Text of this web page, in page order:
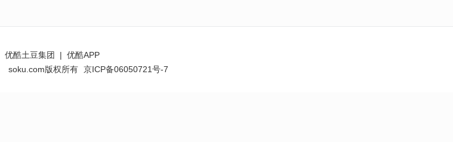
优酷土豆集团 | 优酷APP
soku.com版权所有 京ICP备06050721号-7